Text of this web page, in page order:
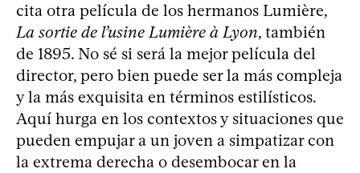
cita otra película de los hermanos Lumière,
La sortie de l’usine Lumière à Lyon, también
de 1895. No sé si será la mejor película del
director, pero bien puede ser la más compleja
y la más exquisita en términos estilísticos.
Aquí hurga en los contextos y situaciones que
pueden empujar a un joven a simpatizar con
la extrema derecha o desembocar en la